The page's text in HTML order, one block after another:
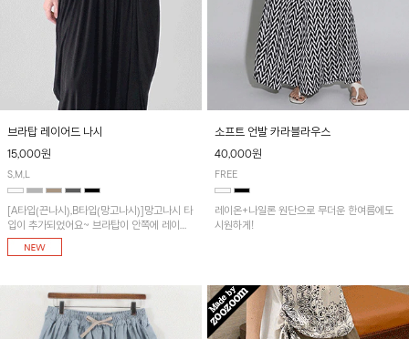
브라탑 레이어드 나시
15,000원
S,M,L
[A타입(끈나시),B타입(망고나시)]망고나시 타
입이 추가되었어요~ 브라탑이 안쪽에 레이어
드 되어 실용적인 나시!
소프트 언발 카라블라우스
40,000원
FREE
레이온+나일론 원단으로 무더운 한여름에도
시원하게!